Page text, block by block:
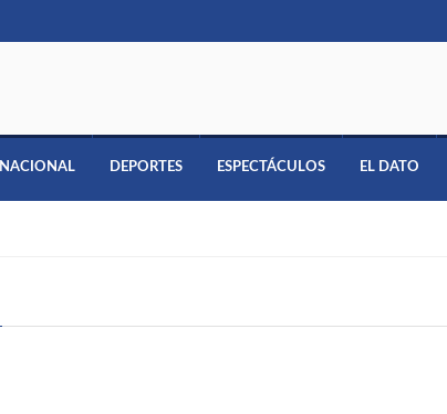
NACIONAL DEPORTES ESPECTÁCULOS EL DATO